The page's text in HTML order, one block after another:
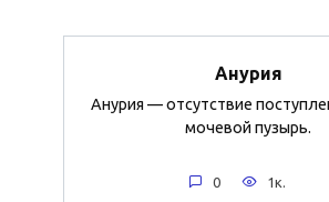
Анурия
Анурия — отсутствие
мочевой пузырь.
0 1к.